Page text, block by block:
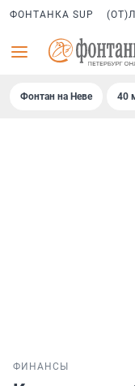
ФОНТАНКА SUP
Фонтан на Неве 40
ФИНАНСЫ